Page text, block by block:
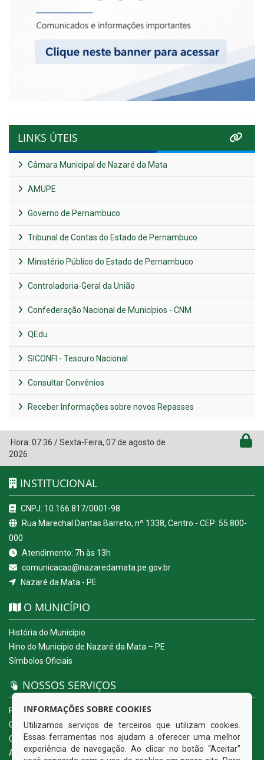
LINKS ÚTEIS
Câmara Municipal de Nazaré da Mata
AMUPE
Governo de Pernambuco
Tribunal de Contas do Estado de Pernambuco
Ministério Público do Estado de Pernambuco
Controladoria-Geral da União
Confederação Nacional de Municípios - CNM
QEdu
SICONFI - Tesouro Nacional
Consultar Convênios
Receber Informações sobre novos Repasses
Hora: 07:36 /Sexta-Feira, 07 de agosto de
2026
INSTITUCIONAL
CNPJ: 10.166.817/0001-98
Rua Marechal Dantas Barreto, nº 1338, Centro - CEP: 55.800-
000
Atendimento: 7h às 13h
comunicacao@nazaredamata.pe.gov.br
Nazaré da Mata - PE
O MUNICÍPIO
História do Município
Hino do Município de Nazaré da Mata – PE
Símbolos Oficiais
NOSSOS SERVIÇOS
Portal da Transparência
Carta de Serviços ao Usuário
Ouvidoria Eletrônica
Acesso a Informação (eSIC)
INFORMAÇÕES SOBRE COOKIES
Utilizamos serviços de terceiros que utilizam cookies.
Essas ferramentas nos ajudam a oferecer uma melhor
experiência de navegação. Ao clicar no botão “Aceitar”